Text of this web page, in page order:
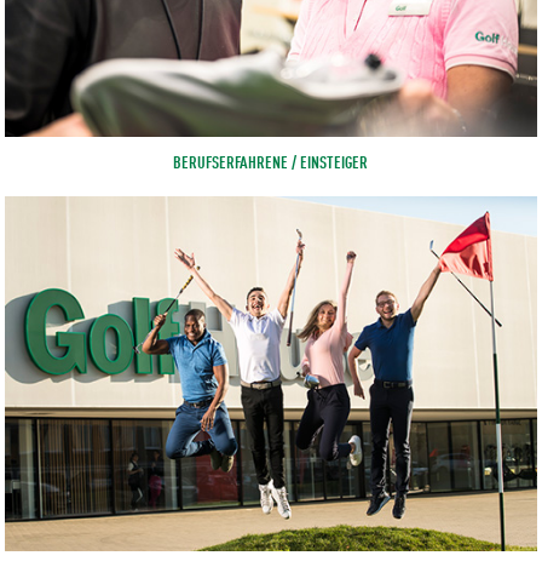
BERUFSERFAHRENE / EINSTEIGER